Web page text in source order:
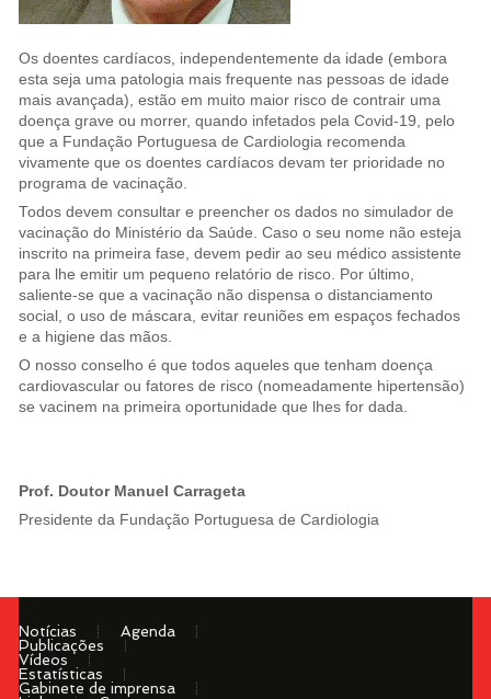
Os doentes cardíacos, independentemente da idade (embora
esta seja uma patologia mais frequente nas pessoas de idade
mais avançada), estão em muito maior risco de contrair uma
doença grave ou morrer, quando infetados pela Covid-19, pelo
que a Fundação Portuguesa de Cardiologia recomenda
vivamente que os doentes cardíacos devam ter prioridade no
programa de vacinação.
Todos devem consultar e preencher os dados no simulador de
vacinação do Ministério da Saúde. Caso o seu nome não esteja
inscrito na primeira fase, devem pedir ao seu médico assistente
para lhe emitir um pequeno relatório de risco. Por último,
saliente-se que a vacinação não dispensa o distanciamento
social, o uso de máscara, evitar reuniões em espaços fechados
e a higiene das mãos.
O nosso conselho é que todos aqueles que tenham doença
cardiovascular ou fatores de risco (nomeadamente hipertensão)
se vacinem na primeira oportunidade que lhes for dada.
Prof. Doutor Manuel Carrageta
Presidente da Fundação Portuguesa de Cardiologia
Notícias
Agenda
Publicações
Vídeos
Estatísticas
Gabinete de imprensa